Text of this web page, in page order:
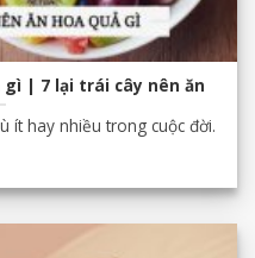
gì | 7 lại trái cây nên ăn
ít hay nhiều trong cuộc đời.